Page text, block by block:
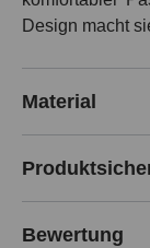
Design macht
Material
Bewertung